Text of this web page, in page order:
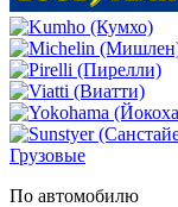
Грузовые
По автомобилю